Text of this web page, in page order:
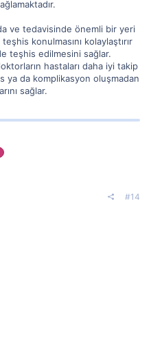
ve tedavisinde önemli bir yeri
konulmasını kolaylaştırır
teşhis edilmesini sağlar.
hastaları daha iyi takip
ya da komplikasyon oluşmadan
sağlar.
#14